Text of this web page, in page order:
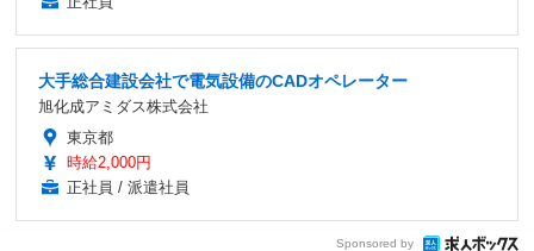
大手総合建設会社で電気設備のCADオペレーター
旭化成アミダス株式会社
東京都
時給2,000円
正社員 / 派遣社員
Sponsored by